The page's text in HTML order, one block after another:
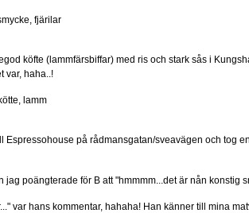
köfte (lammfärsbiffar) med ris och stark sås i
var, haha..!
Espressohouse på rådmansgatan/sveavägen och tog
jag poängterade för B att "hmmmm...det är nån konstig
var hans kommentar, hahaha! Han känner till mina